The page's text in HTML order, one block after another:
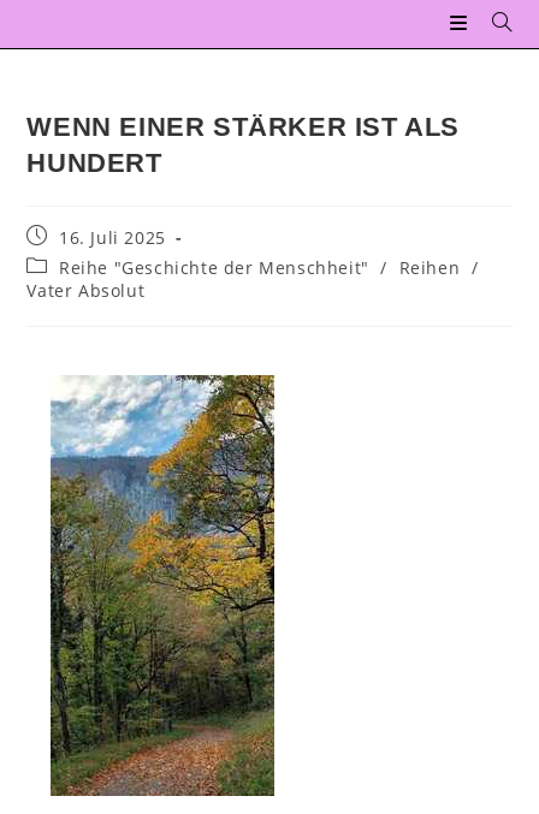
WENN EINER STÄRKER IST ALS
HUNDERT
16. Juli 2025
Reihe "Geschichte der Menschheit"
/ Reihen /
Vater Absolut